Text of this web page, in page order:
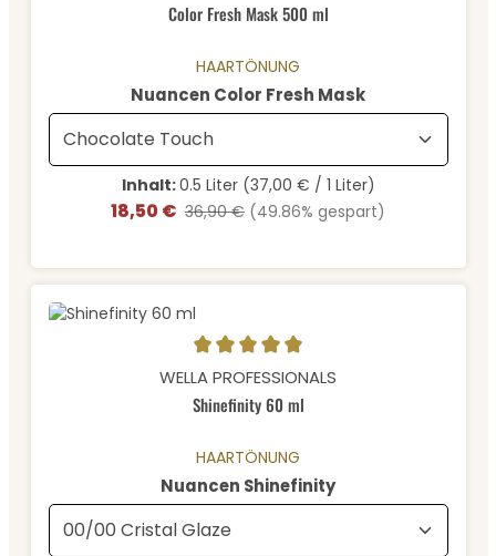
Color Fresh Mask 500 ml
HAARTÖNUNG
Nuancen Color Fresh Maskauswählen
Inhalt:0.5 Liter (37,00 € / 1 Liter)
Verkaufspreis:
18,50 € Regulärer Preis:
36,90 € (49.86% gespart)
Durchschnittliche Bewertung von 5 von 5 Sternen
WELLA PROFESSIONALS
Shinefinity 60 ml
HAARTÖNUNG
Nuancen Shinefinityauswählen